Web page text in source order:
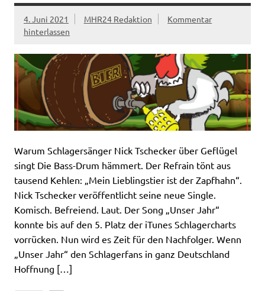
4. Juni 2021 MHR24 Redaktion
Kommentar
hinterlassen
Warum Schlagersänger Nick Tschecker über Geflügel
singt Die Bass-Drum hämmert. Der Refrain tönt aus
tausend Kehlen: „Mein Lieblingstier ist der Zapfhahn“.
Nick Tschecker veröffentlicht seine neue Single.
Komisch. Befreiend. Laut. Der Song „Unser Jahr“
konnte bis auf den 5. Platz der iTunes Schlagercharts
vorrücken. Nun wird es Zeit für den Nachfolger. Wenn
„Unser Jahr“ den Schlagerfans in ganz Deutschland
Hoffnung […]